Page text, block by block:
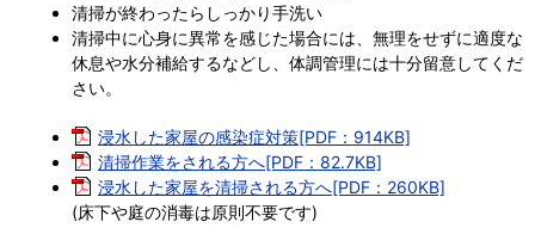
清掃が終わったらしっかり手洗い
清掃中に心身に異常を感じた場合には、無理をせずに適度な
休息や水分補給するなどし、体調管理には十分留意してくだ
さい。
浸水した家屋の感染症対策[PDF：914KB]
清掃作業をされる方へ[PDF：82.7KB]
浸水した家屋を清掃される方へ[PDF：260KB]
(床下や庭の消毒は原則不要です)